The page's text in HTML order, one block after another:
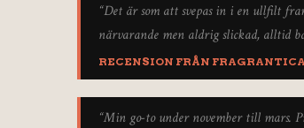
“Det är som att svepas in i en ullfilt
närvarande men aldrig slickad, alltid
RECENSION FRÅN FRAGRANTICA
“Min go-to under november till mars.